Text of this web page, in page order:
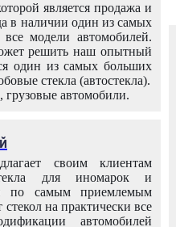
является продажа и
в наличии один из самых
модели автомобилей.
решить наш опытный
один из самых больших
стекла (автостекла).
грузовые автомобили.
своим клиентам
для иномарок и
по самым приемлемым
на практически все
автомобилей